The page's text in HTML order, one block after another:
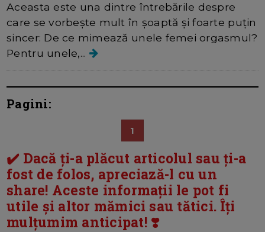
Aceasta este una dintre întrebările despre
care se vorbește mult în șoaptă și foarte puțin
sincer: De ce mimează unele femei orgasmul?
Pentru unele,...
Pagini:
1
✔️ Dacă ți-a plăcut articolul sau ți-a
fost de folos, apreciază-l cu un
share! Aceste informații le pot fi
utile și altor mămici sau tătici. Îți
mulțumim anticipat! ❣️